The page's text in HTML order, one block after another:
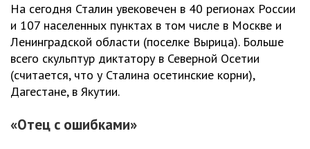
На сегодня Сталин увековечен в 40 регионах России
и 107 населенных пунктах в том числе в Москве и
Ленинградской области (поселке Вырица). Больше
всего скульптур диктатору в Северной Осетии
(считается, что у Сталина осетинские корни),
Дагестане, в Якутии.
«Отец с ошибками»